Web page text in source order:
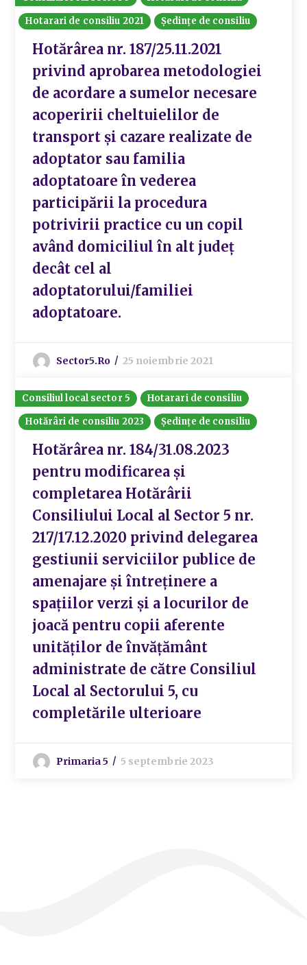
Hotarari de consiliu 2021
Ședințe de consiliu
Hotărârea nr. 187/25.11.2021
privind aprobarea metodologiei
de acordare a sumelor necesare
acoperirii cheltuielilor de
transport și cazare realizate de
adoptator sau familia
adoptatoare în vederea
participării la procedura
potrivirii practice cu un copil
având domiciliul în alt județ
decât cel al
adoptatorului/familiei
adoptatoare.
Sector5.ro 25 noiembrie 2021
Consiliul local sector 5
Hotarari de consiliu
Hotărâri de consiliu 2023
Ședințe de consiliu
Hotărârea nr. 184/31.08.2023
pentru modificarea și
completarea Hotărârii
Consiliului Local al Sector 5 nr.
217/17.12.2020 privind delegarea
gestiunii serviciilor publice de
amenajare și întreținere a
spațiilor verzi și a locurilor de
joacă pentru copii aferente
unităților de învățământ
administrate de către Consiliul
Local al Sectorului 5, cu
completările ulterioare
Primaria 5 5 septembrie 2023